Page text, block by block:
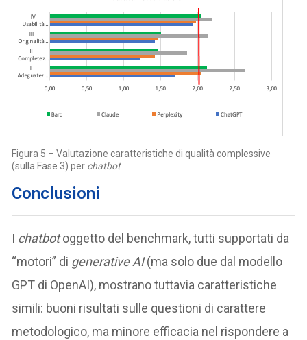
Figura 5 – Valutazione caratteristiche di qualità complessive
(sulla Fase 3) per chatbot
Conclusioni
I chatbotoggetto del benchmark, tutti supportati da
“motori” di generative AI(ma solo due dal modello
GPT di OpenAI), mostrano tuttavia caratteristiche
simili: buoni risultati sulle questioni di carattere
metodologico, ma minore efficacia nel rispondere a